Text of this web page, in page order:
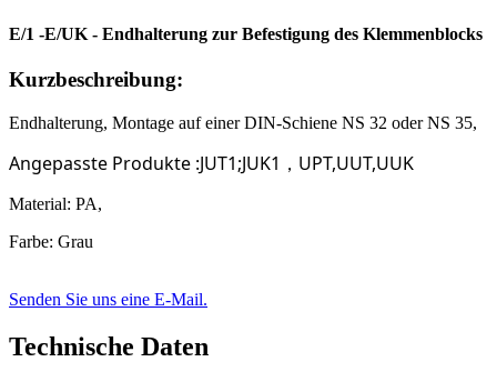
E/1 -E/UK - Endhalterung zur Befestigung des Klemmenblocks
Kurzbeschreibung:
Endhalterung, Montage auf einer DIN-Schiene NS 32 oder NS 35,
Angepasste Produkte :JUT1;JUK1 ， UPT,UUT,UUK
Material: PA,
Farbe: Grau
Senden Sie uns eine E-Mail.
Technische Daten